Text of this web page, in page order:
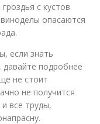
с кустов
опасаются
если знать
подробнее
не стоит
не получится
все труды,